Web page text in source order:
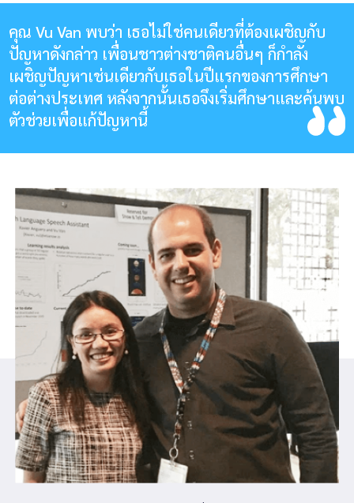
คุณ Vu Van พบว่า เธอไม่ใช่คนเดียวที่ต้องเผชิญกับ
ปัญหาดังกล่าว เพื่อนชาวต่างชาติคนอื่นๆ ก็กำลัง
เผชิญปัญหาเช่นเดียวกับเธอในปีแรกของการศึกษา
ต่อต่างประเทศ หลังจากนั้นเธอจึงเริ่มศึกษาและค้นพบ
ตัวช่วยเพื่อแก้ปัญหานี้